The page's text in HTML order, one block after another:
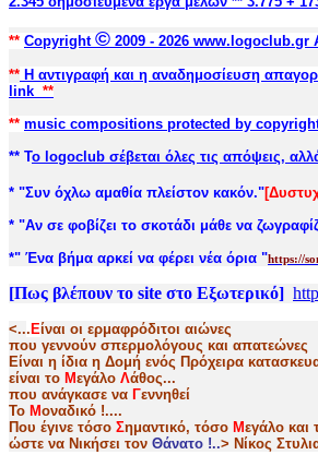
** Copyright © 2009 - 2026 www.logoclub.gr
** Η αντιγραφή και η αναδημοσίευση
link **
** music compositions protected by
** Το logoclub σέβεται όλες τις απόψεις,
* "Συν όχλω αμαθία πλείστον κακόν."
* "Αν σε φοβίζει το σκοτάδι μάθε να
*" Ένα βήμα αρκεί να φέρει νέα όρια "https://
[Πως βλέπουν το site στο Εξωτερικό]
<...Είναι οι ερμαφρόδιτοι αιώνες
που γεννούν σπερμολόγους και απατεώνες
Είναι η ίδια η Δομή ενός Πρόχειρα
είναι το Μεγάλο Λάθος...
που ανάγκασε να Γεννηθεί
Το Μοναδικό !....
Που έγινε τόσο Σημαντικό, τόσο Μεγάλο και
ώστε να Nικήσει τον Θάνατο !..> Νίκος